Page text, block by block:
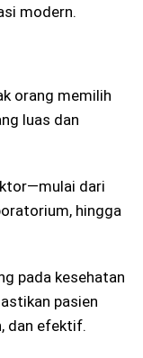
modern.
orang memilih
luas dan
dari
hingga
pada kesehatan
pasien
dan efektif.